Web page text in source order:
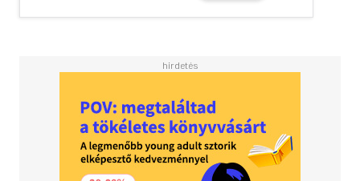
„Egy regény tele ragyogással és rejtélyes útvesztőkkel.